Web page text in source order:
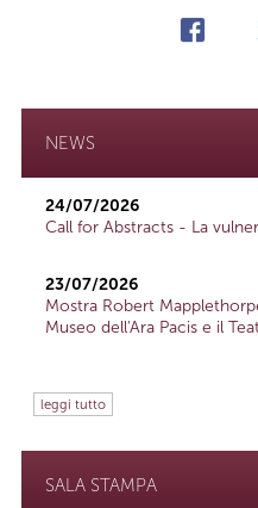
NEWS
24/07/2026
Call for Abstracts - La
23/07/2026
Mostra Robert
Museo dell'Ara Pacis e il
leggi tutto
SALA STAMPA